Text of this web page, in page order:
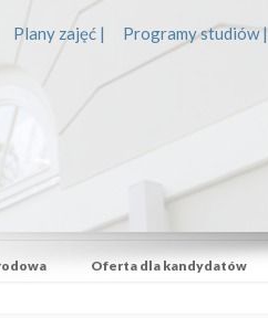
Plany zajęć | Programy studiów |
Oferta dla kandydatów